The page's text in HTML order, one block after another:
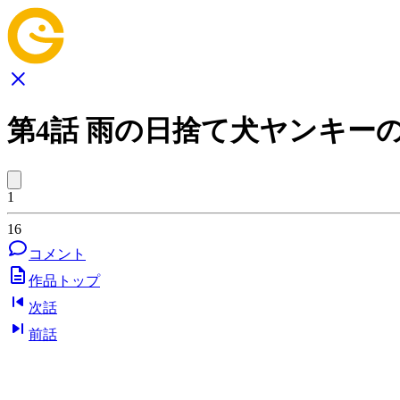
第4話 雨の日捨て犬ヤンキー
1
16
コメント
作品トップ
次話
前話